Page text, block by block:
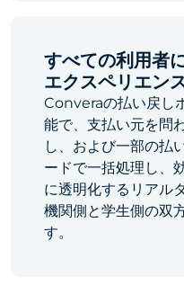
すべての利用者
エクスペリエン
Converaの払い戻し
能で、支払い元を問
し、および一部の払
ードで一括処理し、
に透明化するリアル
機関側と学生側の双
す。